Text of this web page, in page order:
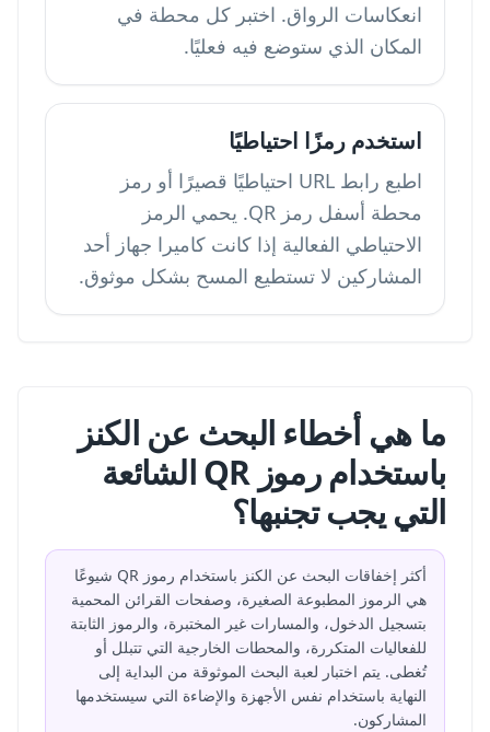
انعكاسات الرواق. اختبر كل محطة في
المكان الذي ستوضع فيه فعليًا.
استخدم رمزًا احتياطيًا
اطبع رابط URL احتياطيًا قصيرًا أو رمز
محطة أسفل رمز QR. يحمي الرمز
الاحتياطي الفعالية إذا كانت كاميرا جهاز أحد
المشاركين لا تستطيع المسح بشكل موثوق.
ما هي أخطاء البحث عن الكنز
باستخدام رموز QR الشائعة
التي يجب تجنبها؟
أكثر إخفاقات البحث عن الكنز باستخدام رموز QR شيوعًا
هي الرموز المطبوعة الصغيرة، وصفحات القرائن المحمية
بتسجيل الدخول، والمسارات غير المختبرة، والرموز الثابتة
للفعاليات المتكررة، والمحطات الخارجية التي تتبلل أو
تُغطى. يتم اختبار لعبة البحث الموثوقة من البداية إلى
النهاية باستخدام نفس الأجهزة والإضاءة التي سيستخدمها
المشاركون.